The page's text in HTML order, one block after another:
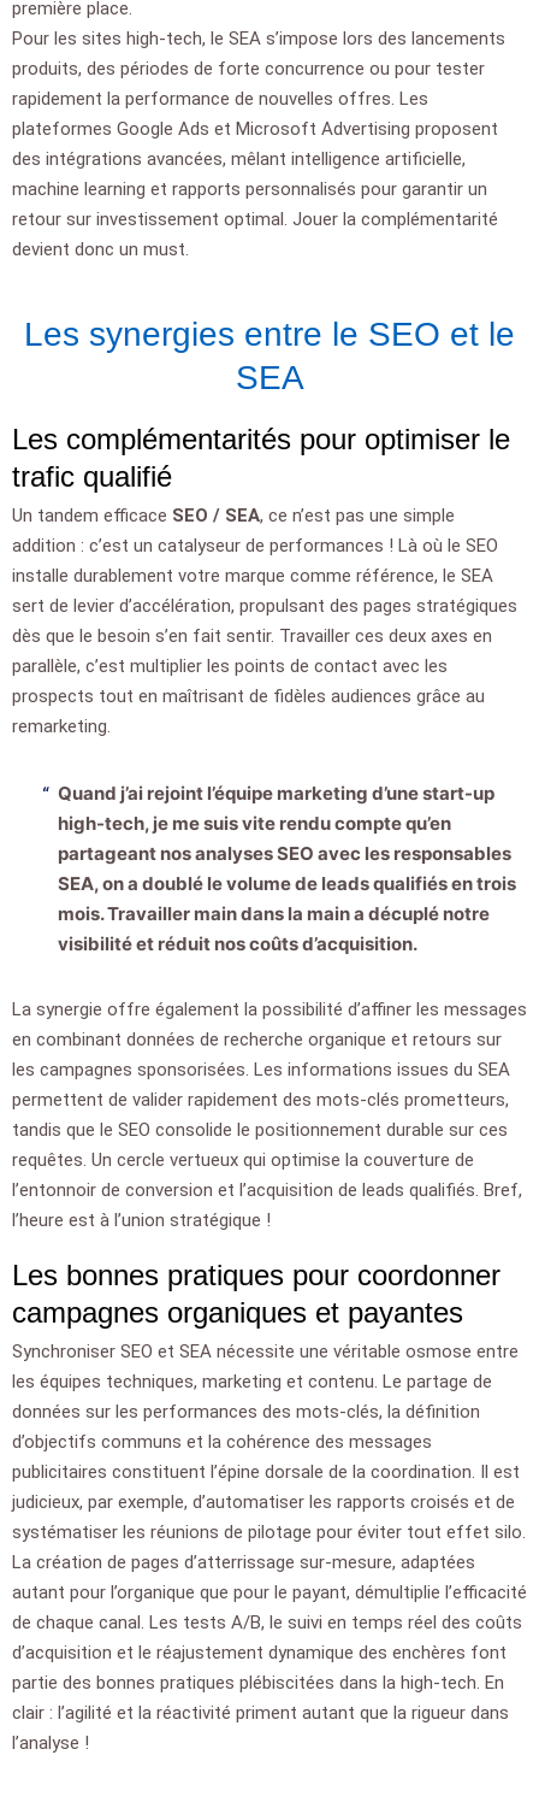
première place.
Pour les sites high-tech, le SEA s’impose lors des lancements
produits, des périodes de forte concurrence ou pour tester
rapidement la performance de nouvelles offres. Les
plateformes Google Ads et Microsoft Advertising proposent
des intégrations avancées, mêlant intelligence artificielle,
machine learning et rapports personnalisés pour garantir un
retour sur investissement optimal. Jouer la complémentarité
devient donc un must.
Les synergies entre le SEO et le
SEA
Les complémentarités pour optimiser le
trafic qualifié
Un tandem efficace SEO / SEA, ce n’est pas une simple
addition : c’est un catalyseur de performances ! Là où le SEO
installe durablement votre marque comme référence, le SEA
sert de levier d’accélération, propulsant des pages stratégiques
dès que le besoin s’en fait sentir. Travailler ces deux axes en
parallèle, c’est multiplier les points de contact avec les
prospects tout en maîtrisant de fidèles audiences grâce au
remarketing.
Quand j’ai rejoint l’équipe marketing d’une start-up
high-tech, je me suis vite rendu compte qu’en
partageant nos analyses SEO avec les responsables
SEA, on a doublé le volume de leads qualifiés en trois
mois. Travailler main dans la main a décuplé notre
visibilité et réduit nos coûts d’acquisition.
La synergie offre également la possibilité d’affiner les messages
en combinant données de recherche organique et retours sur
les campagnes sponsorisées. Les informations issues du SEA
permettent de valider rapidement des mots-clés prometteurs,
tandis que le SEO consolide le positionnement durable sur ces
requêtes. Un cercle vertueux qui optimise la couverture de
l’entonnoir de conversion et l’acquisition de leads qualifiés. Bref,
l’heure est à l’union stratégique !
Les bonnes pratiques pour coordonner
campagnes organiques et payantes
Synchroniser SEO et SEA nécessite une véritable osmose entre
les équipes techniques, marketing et contenu. Le partage de
données sur les performances des mots-clés, la définition
d’objectifs communs et la cohérence des messages
publicitaires constituent l’épine dorsale de la coordination. Il est
judicieux, par exemple, d’automatiser les rapports croisés et de
systématiser les réunions de pilotage pour éviter tout effet silo.
La création de pages d’atterrissage sur-mesure, adaptées
autant pour l’organique que pour le payant, démultiplie l’efficacité
de chaque canal. Les tests A/B, le suivi en temps réel des coûts
d’acquisition et le réajustement dynamique des enchères font
partie des bonnes pratiques plébiscitées dans la high-tech. En
clair : l’agilité et la réactivité priment autant que la rigueur dans
l’analyse !